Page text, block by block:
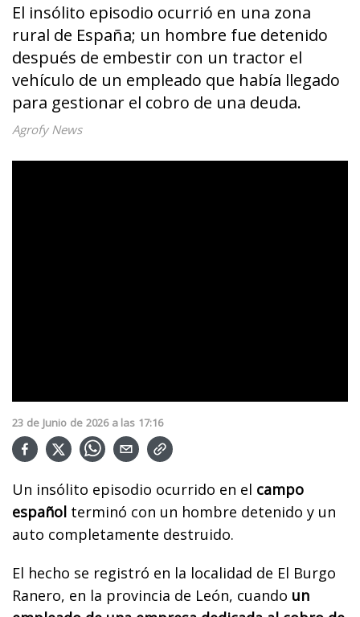
El insólito episodio ocurrió en una zona
rural de España; un hombre fue detenido
después de embestir con un tractor el
vehículo de un empleado que había llegado
para gestionar el cobro de una deuda.
Agrofy News
23 de Junio de 2026 a las 17:16
Un insólito episodio ocurrido en el campo
español terminó con un hombre detenido y un
auto completamente destruido.
El hecho se registró en la localidad de El Burgo
Ranero, en la provincia de León, cuando un